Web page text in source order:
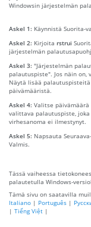
Windowsin järjestelmän
Askel 1: Käynnistä Suorita-
Askel 2: Kirjoita rstrui
järjestelmän
Askel 3: "Järjestelmän
palautuspiste". Jos näin on,
Näytä lisää
päivämääristä.
Askel 4: Valitse
valittava palautuspiste,
virhesanoma ei ilmestynyt.
Askel 5: Napsauta
Valmis.
Tässä vaiheessa
palautetulla Windows-
Tämä sivu on saatavilla
Italiano | Português |
| Tiếng Việt |